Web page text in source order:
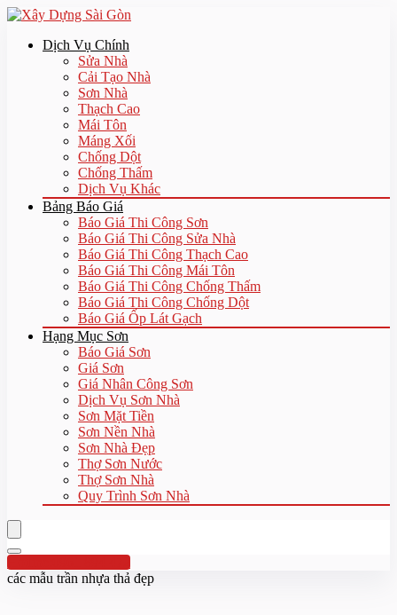
Dịch Vụ Chính
Sửa Nhà
Cải Tạo Nhà
Sơn Nhà
Thạch Cao
Mái Tôn
Máng Xối
Chống Dột
Chống Thấm
Dịch Vụ Khác
Bảng Báo Giá
Báo Giá Thi Công Sơn
Báo Giá Thi Công Sửa Nhà
Báo Giá Thi Công Thạch Cao
Báo Giá Thi Công Mái Tôn
Báo Giá Thi Công Chống Thấm
Báo Giá Thi Công Chống Dột
Báo Giá Ốp Lát Gạch
Hạng Mục Sơn
Báo Giá Sơn
Giá Sơn
Giá Nhân Công Sơn
Dịch Vụ Sơn Nhà
Sơn Mặt Tiền
Sơn Nền Nhà
Sơn Nhà Đẹp
Thợ Sơn Nước
Thợ Sơn Nhà
Quy Trình Sơn Nhà
Hotline:0961 894 472
các mẫu trần nhựa thả đẹp